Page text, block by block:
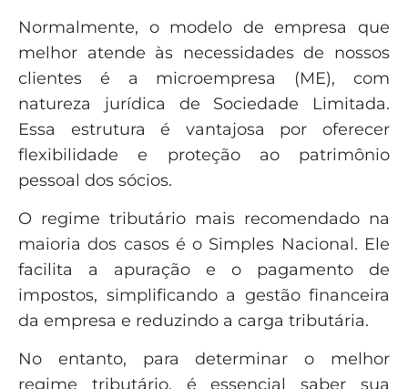
Normalmente, o modelo de empresa que
melhor atende às necessidades de nossos
clientes é a microempresa (ME), com
natureza jurídica de Sociedade Limitada.
Essa estrutura é vantajosa por oferecer
flexibilidade e proteção ao patrimônio
pessoal dos sócios.
O regime tributário mais recomendado na
maioria dos casos é o Simples Nacional. Ele
facilita a apuração e o pagamento de
impostos, simplificando a gestão financeira
da empresa e reduzindo a carga tributária.
No entanto, para determinar o melhor
regime tributário, é essencial saber sua